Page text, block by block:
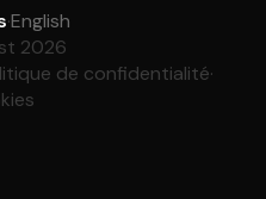
·English
2026
de confidentialité·